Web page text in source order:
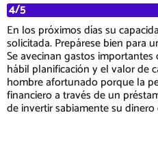
4/5
En los próximos días su
solicitada. Prepárese bien para
Se avecinan gastos
hábil planificación y el valor de
hombre afortunado porque la
financiero a través de un
de invertir sabiamente su